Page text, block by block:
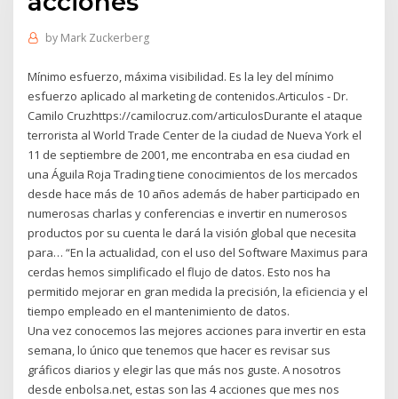
by Mark Zuckerberg
Mínimo esfuerzo, máxima visibilidad. Es la ley del mínimo
esfuerzo aplicado al marketing de contenidos.Articulos - Dr.
Camilo Cruzhttps://camilocruz.com/articulosDurante el ataque
terrorista al World Trade Center de la ciudad de Nueva York el
11 de septiembre de 2001, me encontraba en esa ciudad en
una Águila Roja Trading tiene conocimientos de los mercados
desde hace más de 10 años además de haber participado en
numerosas charlas y conferencias e invertir en numerosos
productos por su cuenta le dará la visión global que necesita
para… “En la actualidad, con el uso del Software Maximus para
cerdas hemos simplificado el flujo de datos. Esto nos ha
permitido mejorar en gran medida la precisión, la eficiencia y el
tiempo empleado en el mantenimiento de datos.
Una vez conocemos las mejores acciones para invertir en esta
semana, lo único que tenemos que hacer es revisar sus
gráficos diarios y elegir las que más nos guste. A nosotros
desde enbolsa.net, estas son las 4 acciones que mes nos